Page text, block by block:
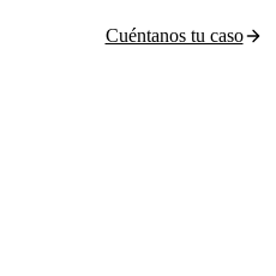
Cuéntanos tu caso